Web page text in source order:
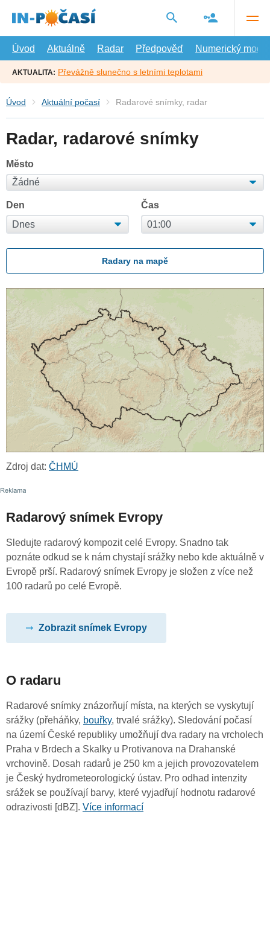
hlavní
Úvod
Aktuálně Radar Předpověď Numerický model
AKTUALITA: Převážně slunečno s letními teplotami
Úvod Aktuální počasí Radarové snímky, radar
Radar, radarové snímky
Město
Den Čas
Radary na mapě
Zdroj dat: ČHMÚ
Radarový snímek Evropy
Sledujte radarový kompozit celé Evropy. Snadno tak
poznáte odkud se k nám chystají srážky nebo kde aktuálně v
Evropě prší. Radarový snímek Evropy je složen z více než
100 radarů po celé Evropě.
Zobrazit snímek Evropy
O radaru
Radarové snímky znázorňují místa, na kterých se vyskytují
srážky (přeháňky, bouřky, trvalé srážky). Sledování počasí
na území České republiky umožňují dva radary na vrcholech
Praha v Brdech a Skalky u Protivanova na Drahanské
vrchovině. Dosah radarů je 250 km a jejich provozovatelem
je Český hydrometeorologický ústav. Pro odhad intenzity
srážek se používají barvy, které vyjadřují hodnotu radarové
odrazivosti [dBZ]. Více informací